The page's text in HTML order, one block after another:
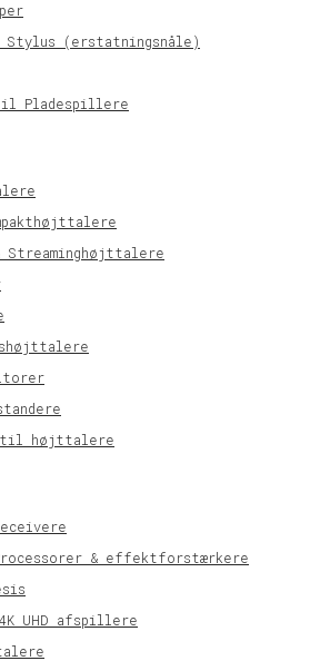
Stylus (erstatningsnåle)
Pladespillere
Streaminghøjttalere
til højttalere
& effektforstærkere
UHD afspillere